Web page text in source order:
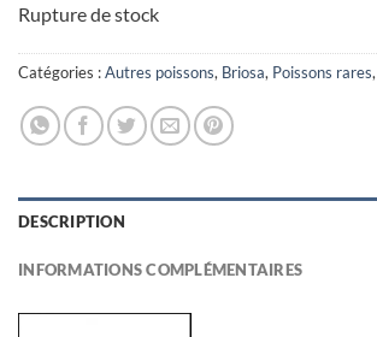
Rupture de stock
Catégories :Autres poissons, Briosa, Poissons rares,
DESCRIPTION
INFORMATIONS COMPLÉMENTAIRES